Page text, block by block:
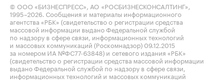
© ООО «БИЗНЕСПРЕСС», АО «РОСБИЗНЕСКОНСАЛТИНГ»,
1995–2026 . Сообщения и материалы информационного
агентства «РБК» (свидетельство о регистрации средства
массовой информации выдано Федеральной службой
по надзору в сфере связи, информационных технологий
и массовых коммуникаций (Роскомнадзор) 09.12.2015
за номером ИА №ФС77-63848) и сетевого издания «РБК»
(свидетельство о регистрации средства массовой информации
выдано Федеральной службой по надзору в сфере связи,
информационных технологий и массовых коммуникаций